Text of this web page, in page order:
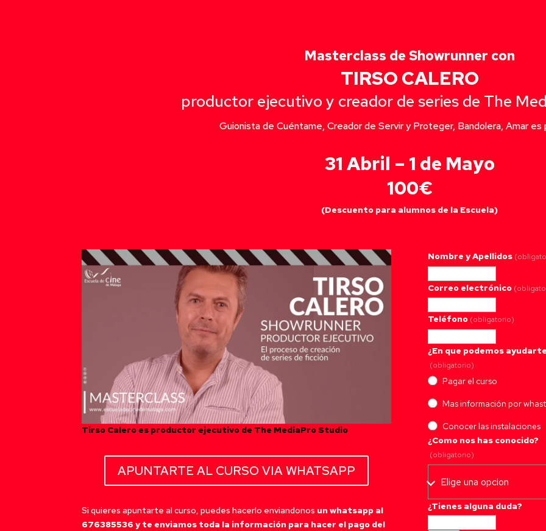
Masterclass de Showrunner con
TIRSO CALERO
productor ejecutivo y creador de series de The
Guionista de Cuéntame, Creador de Servir y Proteger, Bandolera, Amar es
31 Abril – 1 de Mayo
100€
(Descuento para alumnos de la Escuela)
Tirso Calero es productor ejecutivo de The MediaPro Studio
APUNTARTE AL CURSO VIA WHATSAPP
Si quieres apuntarte al curso, puedes hacerlo enviandonos un whatsapp al
676385536 y te enviamos toda la información para hacer el pago del
Nombre y Apellidos
Correo electrónico
Teléfono (obligatorio)
¿En que podemos
(obligatorio)
Pagar el curso
Mas información por
Conocer las instalaciones
¿Como nos has conocido?
(obligatorio)
¿Tienes alguna duda?